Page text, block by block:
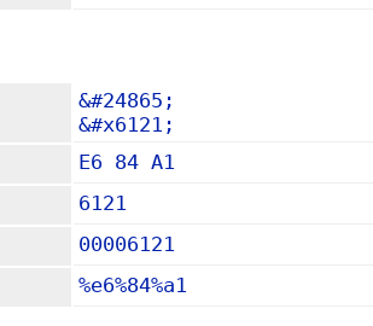
&#24865;
&#x6121;
E6 84 A1
6121
00006121
%e6%84%a1